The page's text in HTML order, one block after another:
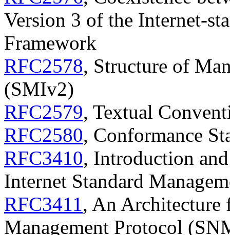
Version 3 of the Internet-
Framework
RFC2578, Structure of
(SMIv2)
RFC2579, Textual
RFC2580, Conformance
RFC3410, Introduction
Internet Standard
RFC3411, An Architecture
Management Protocol